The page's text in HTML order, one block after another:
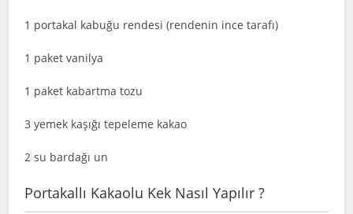
1 portakal kabuğu rendesi (rendenin ince tarafı)
1 paket vanilya
1 paket kabartma tozu
3 yemek kaşığı tepeleme kakao
2 su bardağı un
Portakallı Kakaolu Kek Nasıl Yapılır ?